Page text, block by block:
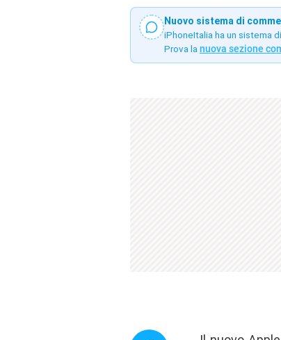
Nuovo sistema di
iPhoneItalia ha un sistema
Prova la nuova sezione